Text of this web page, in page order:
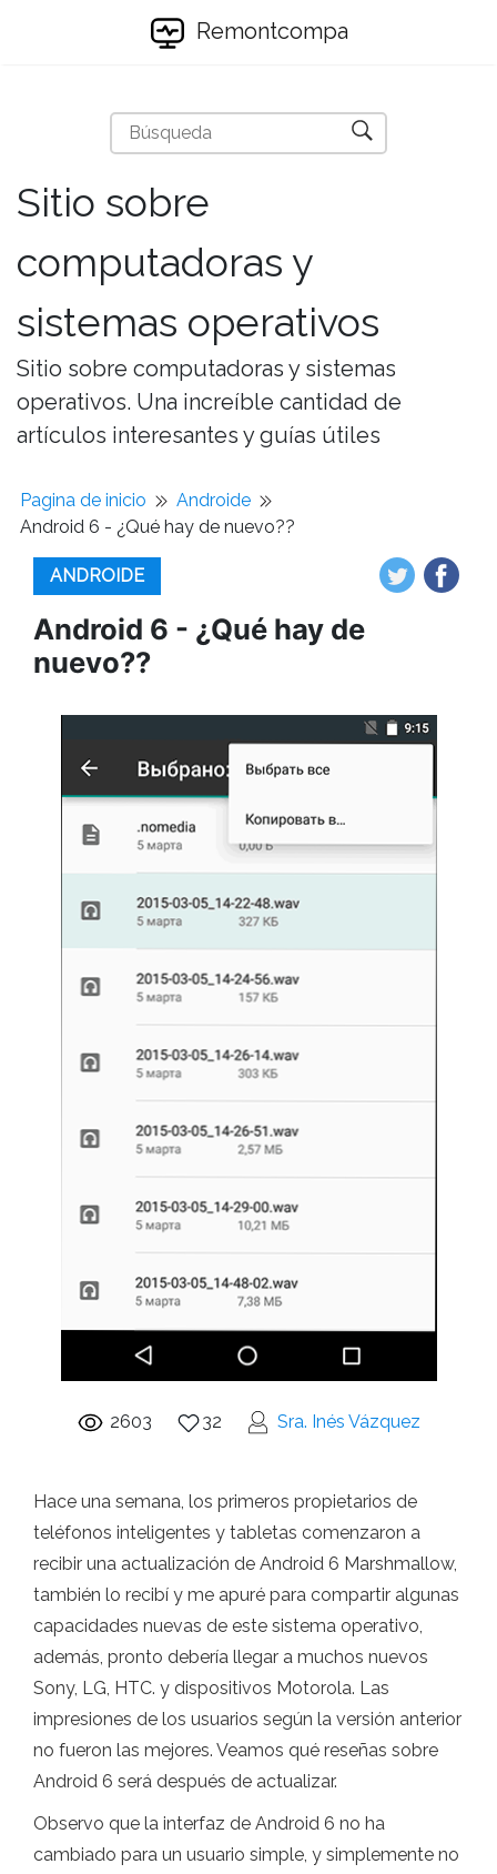
Remontcompa
Sitio sobre
computadoras y
sistemas operativos
Sitio sobre computadoras y sistemas
operativos. Una increíble cantidad de
artículos interesantes y guías útiles
Pagina de inicio
Androide
Android 6 - ¿Qué hay de nuevo??
ANDROIDE
Android 6 - ¿Qué hay de
nuevo??
2603 32 Sra. Inés Vázquez
Hace una semana, los primeros propietarios de
teléfonos inteligentes y tabletas comenzaron a
recibir una actualización de Android 6 Marshmallow,
también lo recibí y me apuré para compartir algunas
capacidades nuevas de este sistema operativo,
además, pronto debería llegar a muchos nuevos
Sony, LG, HTC. y dispositivos Motorola. Las
impresiones de los usuarios según la versión anterior
no fueron las mejores. Veamos qué reseñas sobre
Android 6 será después de actualizar.
Observo que la interfaz de Android 6 no ha
cambiado para un usuario simple, y simplemente no